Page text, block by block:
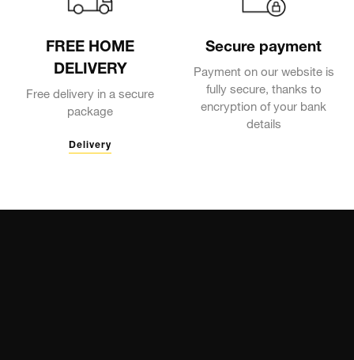
DELIVERY
Free delivery in a secure
package
Payment on our website is
fully secure, thanks to
encryption of your bank
details